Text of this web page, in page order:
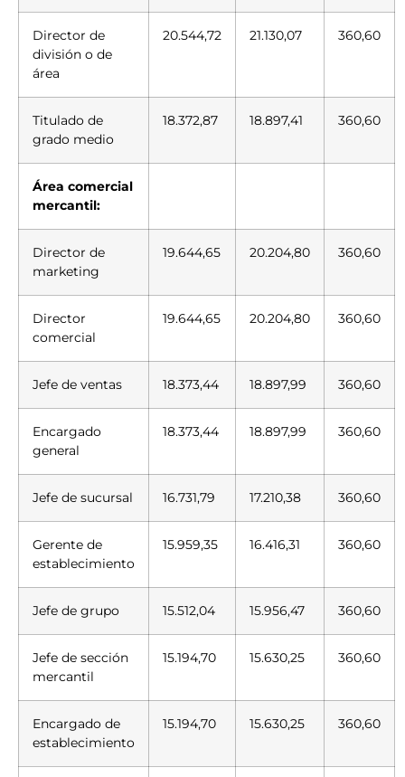
Director de
división o de
área
20.544,72 21.130,07 360,60
Titulado de
grado medio
18.372,87 18.897,41 360,60
Área comercial
mercantil:
Director de
marketing
19.644,65 20.204,80 360,60
Director
comercial
19.644,65 20.204,80 360,60
Jefe de ventas 18.373,44 18.897,99 360,60
Encargado
general
18.373,44 18.897,99 360,60
Jefe de sucursal 16.731,79 17.210,38 360,60
Gerente de
establecimiento
15.959,35 16.416,31 360,60
Jefe de grupo 15.512,04 15.956,47 360,60
Jefe de sección
mercantil
15.194,70 15.630,25 360,60
Encargado de
establecimiento
15.194,70 15.630,25 360,60